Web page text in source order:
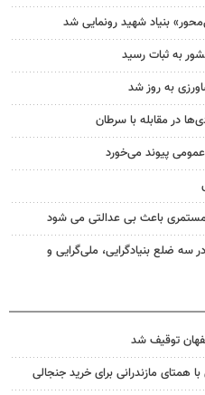
بنیاد شهید رونمایی شد
به ثبات رسید
به‌ روز شد
در مقابله با سرطان
پیوند می‌خورد
باعث بی عدالتی می شود
سه ضلع بنیادگرایی، ملی‌گرایی و
همتای مازندرانی برای خرید جنجالی